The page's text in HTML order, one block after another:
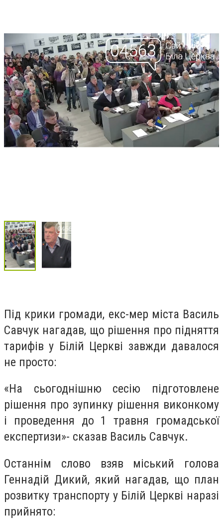
Під крики громади, екс-мер міста Василь
Савчук нагадав, що рішення про підняття
тарифів у Білій Церкві завжди давалося
не просто:
«На сьогоднішню сесію підготовлене
рішення про зупинку рішення виконкому
і проведення до 1 травня громадської
експертизи»- сказав Василь Савчук.
Останнім слово взяв міський голова
Геннадій Дикий, який нагадав, що план
розвитку транспорту у Білій Церкві наразі
прийнято: